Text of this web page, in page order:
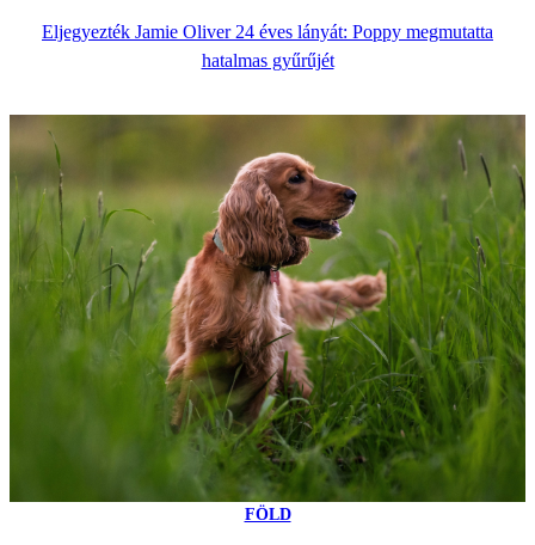
Eljegyezték Jamie Oliver 24 éves lányát: Poppy megmutatta
hatalmas gyűrűjét
FÖLD